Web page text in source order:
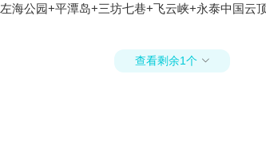
海公园+平潭岛+三坊七巷+飞云峡+永泰中国
查看剩余1个 